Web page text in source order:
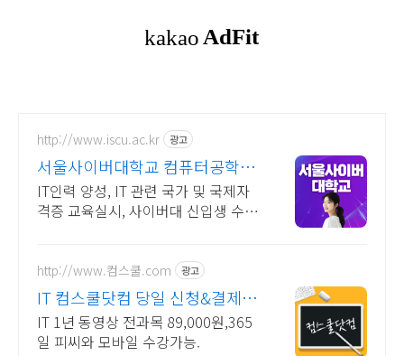
http://www.iscu.ac.kr 광고
서울사이버대학교 컴퓨터공학과
2026 가을학기 신편입생
IT인력 양성, IT 관련 국가 및 국제자
격증 교육실시, 사이버대 신입생 수 1
http://www.컴스쿨.com 광고
IT 컴스쿨닷컴 당일 신청&결제시
기프티콘!
IT 1년 동영상 전과목 89,000원,365
일 피씨와 모바일 수강가능.